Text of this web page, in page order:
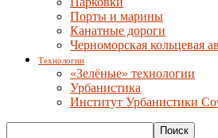
Порты и марины
Канатные дороги
Черноморская кольцевая
Технологии
«Зелёные» технологии
Урбанистика
Институт Урбанистики